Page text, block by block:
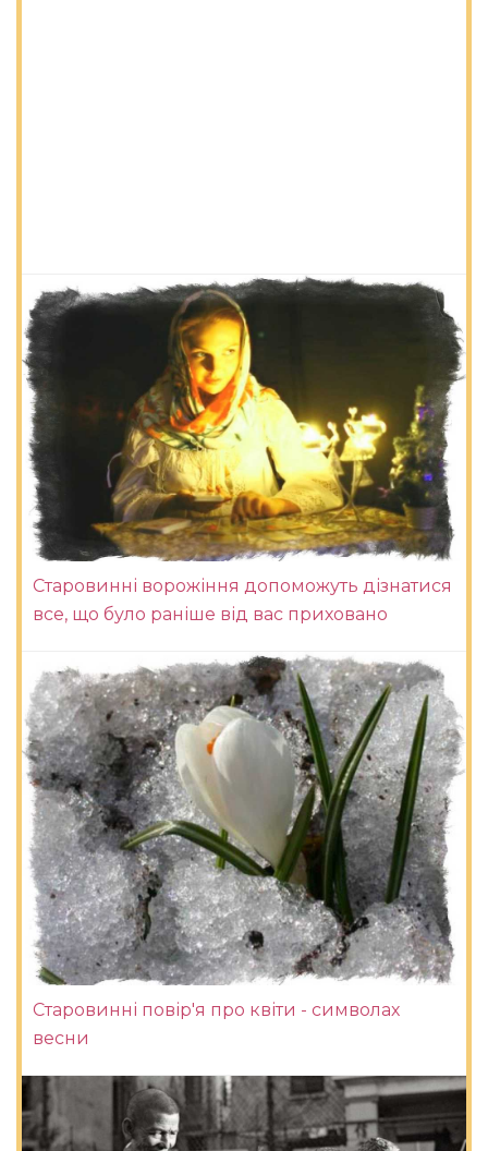
Старовинні ворожіння допоможуть дізнатися
все, що було раніше від вас приховано
Старовинні повір'я про квіти - символах
весни